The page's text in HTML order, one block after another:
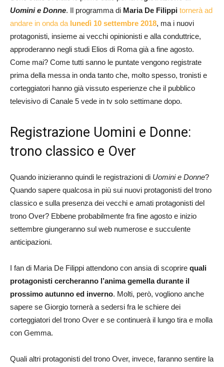
Uomini e Donne. Il programma di Maria De Filippi tornerà ad
andare in onda da lunedì 10 settembre 2018, ma i nuovi
protagonisti, insieme ai vecchi opinionisti e alla conduttrice,
approderanno negli studi Elios di Roma già a fine agosto.
Come mai? Come tutti sanno le puntate vengono registrate
prima della messa in onda tanto che, molto spesso, tronisti e
corteggiatori hanno già vissuto esperienze che il pubblico
televisivo di Canale 5 vede in tv solo settimane dopo.
Registrazione Uomini e Donne:
trono classico e Over
Quando inizieranno quindi le registrazioni di Uomini e Donne?
Quando sapere qualcosa in più sui nuovi protagonisti del trono
classico e sulla presenza dei vecchi e amati protagonisti del
trono Over? Ebbene probabilmente fra fine agosto e inizio
settembre giungeranno sul web numerose e succulente
anticipazioni.
I fan di Maria De Filippi attendono con ansia di scoprire quali
protagonisti cercheranno l’anima gemella durante il
prossimo autunno ed inverno. Molti, però, vogliono anche
sapere se Giorgio tornerà a sedersi fra le schiere dei
corteggiatori del trono Over e se continuerà il lungo tira e molla
con Gemma.
Quali altri protagonisti del trono Over, invece, faranno sentire la